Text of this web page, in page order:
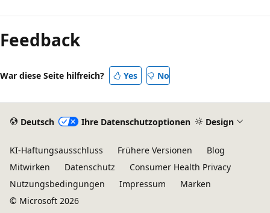
Feedback
War diese Seite hilfreich? Yes No
Deutsch Ihre Datenschutzoptionen Design
KI-Haftungsausschluss Frühere Versionen
Blog
Mitwirken
Datenschutz
Consumer Health Privacy
Nutzungsbedingungen
Impressum
Marken
© Microsoft 2026